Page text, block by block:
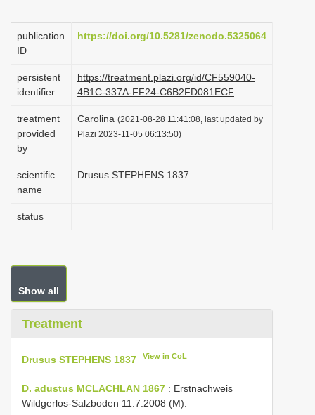
v
a
i
n
publication
ID
https://doi.org/10.5281/zenodo.5325064
persistent
identifier
https://treatment.plazi.org/id/CF559040-
4B1C-337A-FF24-C6B2FD081ECF
treatment
provided
by
Carolina (2021-08-28 11:41:08, last updated by
Plazi 2023-11-05 06:13:50)
scientific
name
Drusus STEPHENS 1837
status
Show all
Treatment
Drusus STEPHENS 1837 View in CoL
D. adustus MCLACHLAN 1867 : Erstnachweis
Wildgerlos-Salzboden 11.7.2008 (M).